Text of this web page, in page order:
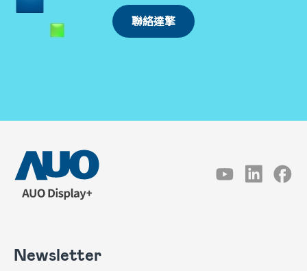
聯絡達擎
Newsletter